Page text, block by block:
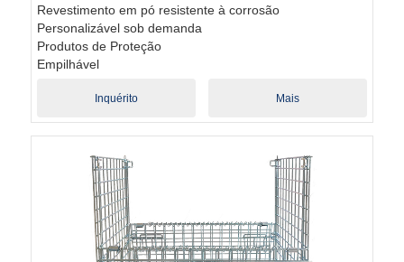
Revestimento em pó resistente à corrosão
Personalizável sob demanda
Produtos de Proteção
Empilhável
Inquérito Mais